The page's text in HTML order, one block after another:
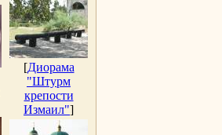
[Диорама
"Штурм
крепости
Измаил"]